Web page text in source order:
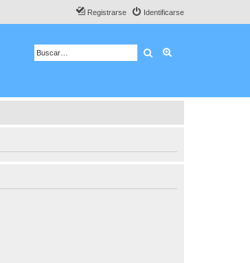
Identificarse
Registrarse
Buscar